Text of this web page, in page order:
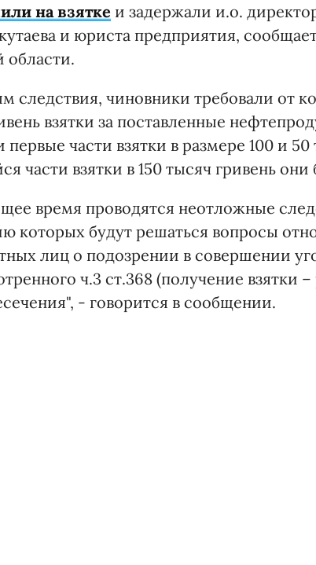
на взятке и задержали и.о.
и юриста предприятия,
области.
следствия, чиновники требовали от
взятки за поставленные
первые части взятки в размере 100 и
части взятки в 150 тысяч гривень
время проводятся неотложные
которых будут решаться вопросы
лиц о подозрении в совершении
ч.3 ст.368 (получение взятки
- говорится в сообщении.